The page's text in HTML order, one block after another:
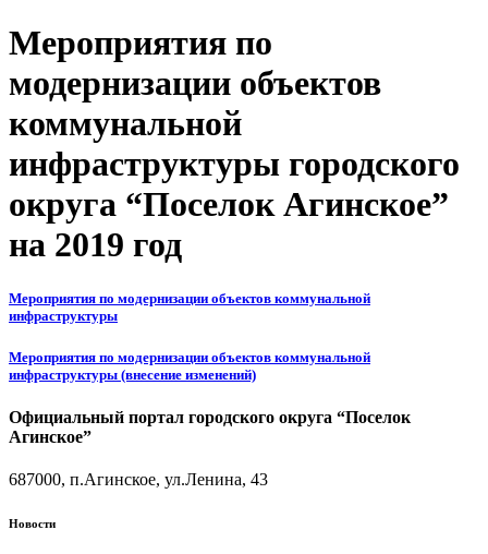
Мероприятия по
модернизации объектов
коммунальной
инфраструктуры городского
округа “Поселок Агинское”
на 2019 год
Мероприятия по модернизации объектов коммунальной
инфраструктуры
Мероприятия по модернизации объектов коммунальной
инфраструктуры (внесение изменений)
Официальный портал городского округа “Поселок
Агинское”
687000, п.Агинское, ул.Ленина, 43
Новости